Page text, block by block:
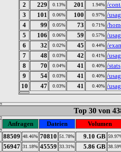
2
229 0.13% 201 1.94% /
3
101 0.06% 100 0.97% /
4
99 0.05% 73 0.71% /
5
106 0.06% 59 0.57% /
6
32 0.02% 45 0.44% /
7
48 0.03% 42 0.41% /
8
70 0.04% 41 0.40% /stats
9
54 0.03% 41 0.40% /
10
47 0.03% 41 0.40% /
Top 30 von
Anfragen Dateien
Volumen
88509 48.46% 70810 51.78% 9.10 GB
56947 31.18% 45559 33.31% 5.86 GB